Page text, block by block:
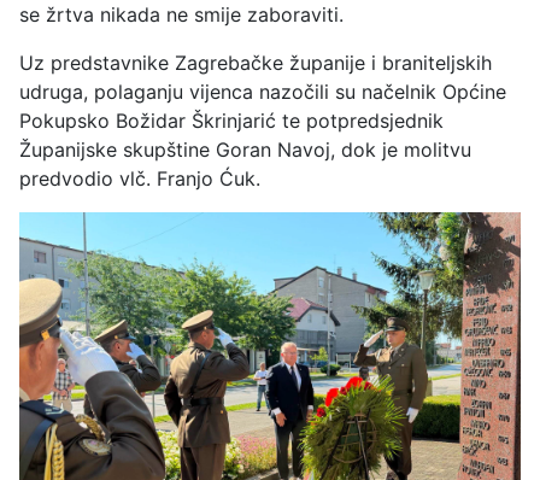
se žrtva nikada ne smije zaboraviti.
Uz predstavnike Zagrebačke županije i braniteljskih
udruga, polaganju vijenca nazočili su načelnik Općine
Pokupsko Božidar Škrinjarić te potpredsjednik
Županijske skupštine Goran Navoj, dok je molitvu
predvodio vlč. Franjo Ćuk.